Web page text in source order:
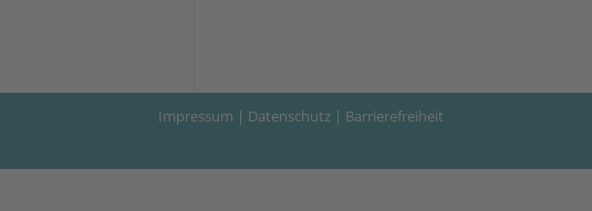
Impressum | Datenschutz| Barrierefreiheit